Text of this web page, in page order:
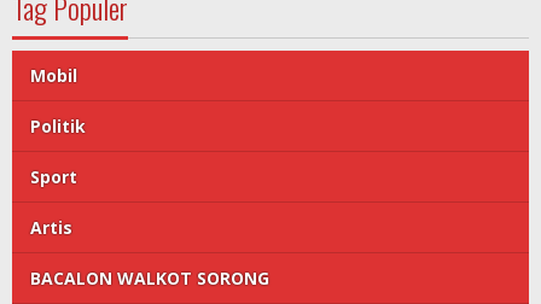
Mobil
Politik
Sport
Artis
BACALON WALKOT SORONG